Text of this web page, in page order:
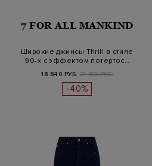
7 FOR ALL MANKIND
Широкие джинсы Thrill в стиле
90-х с эффектом потертос…
18 840 РУБ. 31 400 РУБ.
-40%